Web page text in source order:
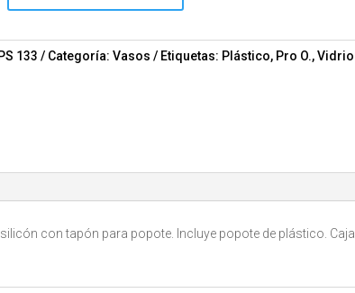
133 Categoría: Vasos Etiquetas: Plástico, Pro O.,Vidrio
con tapón para popote. Incluye popote de plástico. Caja